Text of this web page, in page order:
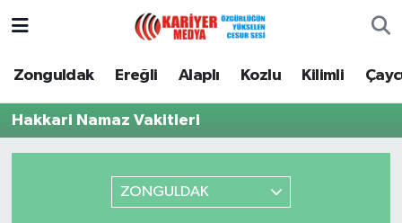
Zonguldak Ereğli Alaplı Kozlu Kilimli
Hakkari Namaz Vakitleri
ZONGULDAK
Zonguldak
Ereğli
Zonguldak Nöbetçi Eczaneler
Zonguldak Hava Durumu
Zonguldak Trafik Yoğunluk Haritası